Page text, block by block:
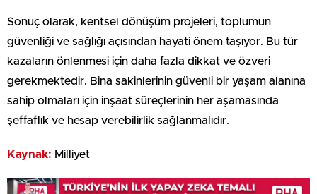
Sonuç olarak, kentsel dönüşüm projeleri, toplumun
güvenliği ve sağlığı açısından hayati önem taşıyor. Bu tür
kazaların önlenmesi için daha fazla dikkat ve özveri
gerekmektedir. Bina sakinlerinin güvenli bir yaşam alanına
sahip olmaları için inşaat süreçlerinin her aşamasında
şeffaflık ve hesap verebilirlik sağlanmalıdır.
Kaynak: Milliyet